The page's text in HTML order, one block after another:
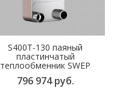
S400T-130 паяный
пластинчатый
теплообменник SWEP
796 974 руб.